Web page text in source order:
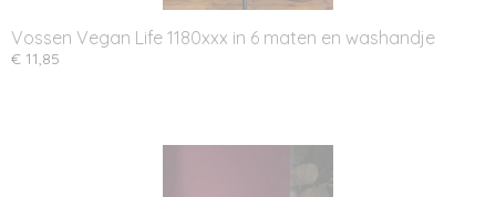
Vossen Vegan Life 1180xxx in 6 maten en washandje
€ 11,85